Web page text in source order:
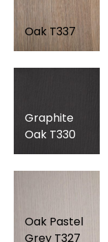
Oak T337
Graphite
Oak T330
Oak Pastel
Grey T327